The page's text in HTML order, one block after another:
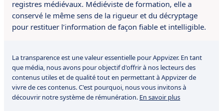
registres médiévaux. Médiéviste de formation, elle a
conservé le même sens de la rigueur et du décryptage
pour restituer l’information de façon fiable et intelligible.
La transparence est une valeur essentielle pour Appvizer. En tant
que média, nous avons pour objectif d'offrir à nos lecteurs des
contenus utiles et de qualité tout en permettant à Appvizer de
vivre de ces contenus. C'est pourquoi, nous vous invitons à
découvrir notre système de rémunération. En savoir plus